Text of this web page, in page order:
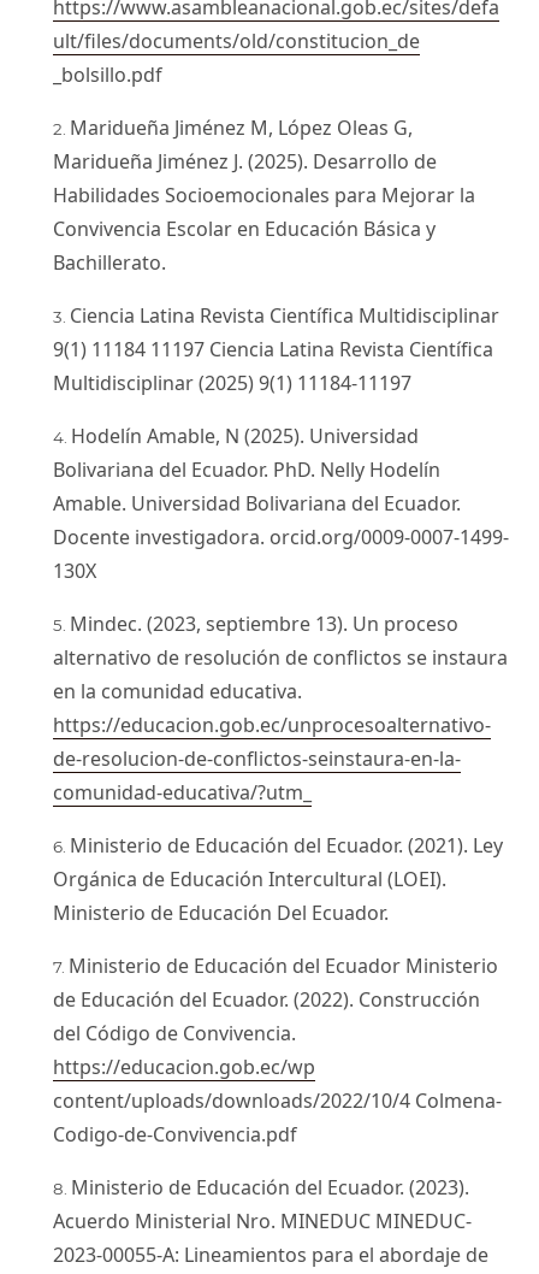
https://www.asambleanacional.gob.ec/sites/defa
ult/files/documents/old/constitucion_de
_bolsillo.pdf
Maridueña Jiménez M, López Oleas G,
Maridueña Jiménez J. (2025). Desarrollo de
Habilidades Socioemocionales para Mejorar la
Convivencia Escolar en Educación Básica y
Bachillerato.
Ciencia Latina Revista Científica Multidisciplinar
9(1) 11184 11197 Ciencia Latina Revista Científica
Multidisciplinar (2025) 9(1) 11184-11197
Hodelín Amable, N (2025). Universidad
Bolivariana del Ecuador. PhD. Nelly Hodelín
Amable. Universidad Bolivariana del Ecuador.
Docente investigadora. orcid.org/0009-0007-1499-
130X
Mindec. (2023, septiembre 13). Un proceso
alternativo de resolución de conflictos se instaura
en la comunidad educativa.
https://educacion.gob.ec/unprocesoalternativo-
de-resolucion-de-conflictos-seinstaura-en-la-
comunidad-educativa/?utm_
Ministerio de Educación del Ecuador. (2021). Ley
Orgánica de Educación Intercultural (LOEI).
Ministerio de Educación Del Ecuador.
Ministerio de Educación del Ecuador Ministerio
de Educación del Ecuador. (2022). Construcción
del Código de Convivencia.
https://educacion.gob.ec/wp
content/uploads/downloads/2022/10/4 Colmena-
Codigo-de-Convivencia.pdf
Ministerio de Educación del Ecuador. (2023).
Acuerdo Ministerial Nro. MINEDUC MINEDUC-
2023-00055-A: Lineamientos para el abordaje de